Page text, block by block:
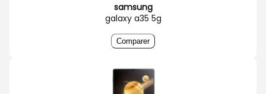
samsung
galaxy a35 5g
Comparer